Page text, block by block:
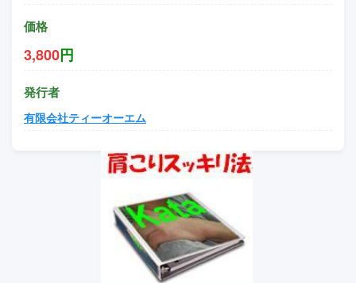
価格
3,800円
発行者
有限会社ティーオーエム